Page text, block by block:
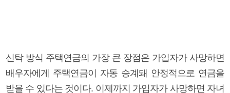
신탁 방식 주택연금의 가장 큰 장점은 가입자가 사망하면
배우자에게 주택연금이 자동 승계돼 안정적으로 연금을
받을 수 있다는 것이다. 이제까지 가입자가 사망하면 자녀